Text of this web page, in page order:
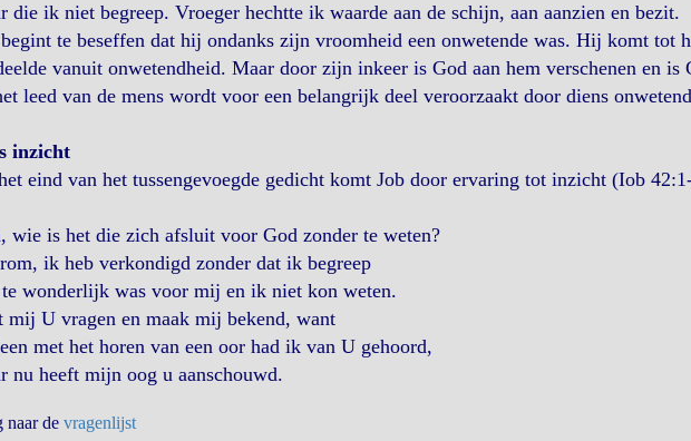
die ik niet begreep. Vroeger hechtte ik waarde aan de schijn, aan aanzien en bezit.
te beseffen dat hij ondanks zijn vroomheid een onwetende was. Hij komt tot
vanuit onwetendheid. Maar door zijn inkeer is God aan hem verschenen en is
leed van de mens wordt voor een belangrijk deel veroorzaakt door diens
inzicht
eind van het tussengevoegde gedicht komt Job door ervaring tot inzicht (Iob
wie is het die zich afsluit voor God zonder te weten?
ik heb verkondigd zonder dat ik begreep
wonderlijk was voor mij en ik niet kon weten.
mij U vragen en maak mij bekend, want
met het horen van een oor had ik van U gehoord,
nu heeft mijn oog u aanschouwd.
naar de vragenlijst